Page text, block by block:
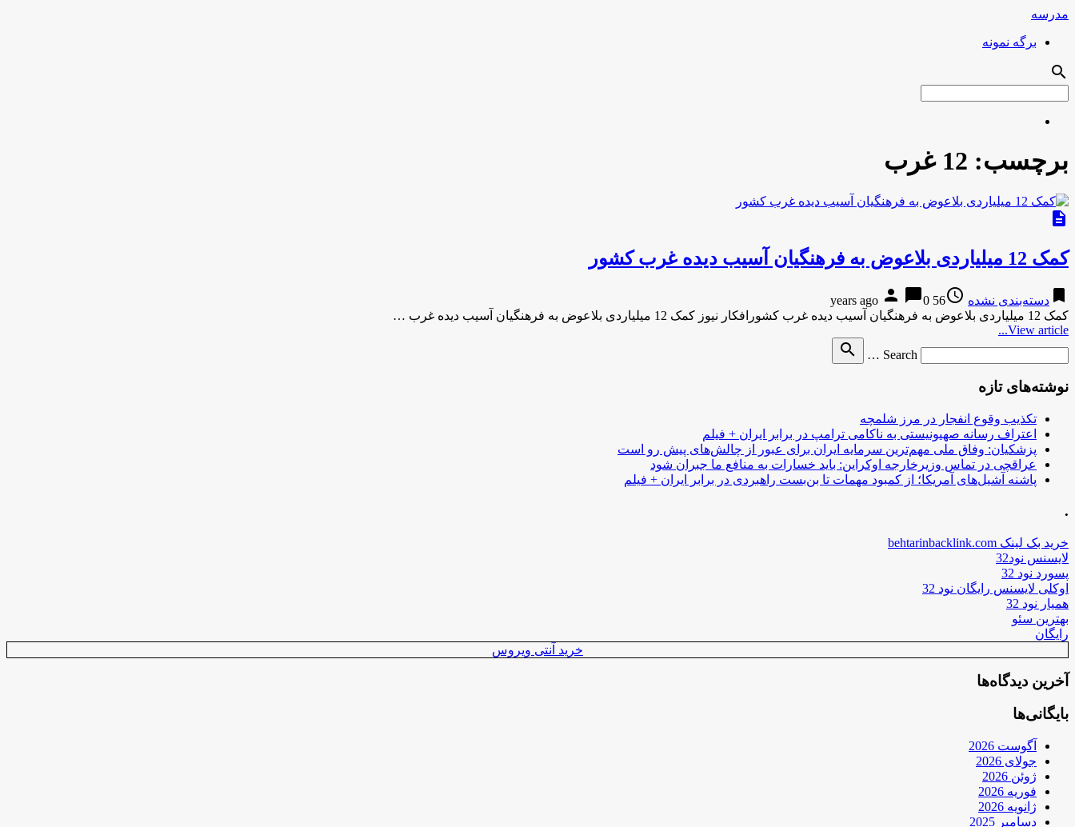
مدرسه
برگه نمونه
search
برچسب: 12 غرب
description
کمک 12 میلیاردی بلاعوض به فرهنگیان آسیب دیده غرب کشور
bookmark دسته‌بندی نشده access_time
56 years ago
person chat_bubble0
کمک 12 میلیاردی بلاعوض به فرهنگیان آسیب دیده غرب کشورافکار نیوز کمک 12 میلیاردی بلاعوض به فرهنگیان آسیب دیده غرب …
View article...
Search …
search
نوشته‌های تازه
تکذیب وقوع انفجار در مرز شلمچه
اعتراف رسانه صهیونیستی به ناکامی ترامپ در برابر ایران + فیلم
پزشکیان: وفاق ملی مهم‌ترین سرمایه ایران برای عبور از چالش‌های پیش رو است
عراقچی در تماس وزیرخارجه اوکراین: باید خسارات به منافع ما جبران شود
پاشنه آشیل‌های آمریکا؛ از کمبود مهمات تا بن‌بست راهبردی در برابر ایران + فیلم
.
خرید بک لینک behtarinbacklink.com
لایسنس نود32
پسورد نود 32
اوکلی لایسنس رایگان نود 32
همیار نود 32
بهترین سئو
رایگان
خرید آنتی ویروس
آخرین دیدگاه‌ها
بایگانی‌ها
آگوست 2026
جولای 2026
ژوئن 2026
فوریه 2026
ژانویه 2026
دسامبر 2025